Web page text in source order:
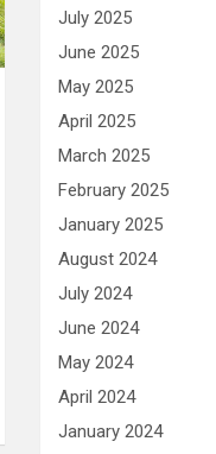
July 2025
June 2025
May 2025
April 2025
March 2025
February 2025
January 2025
August 2024
July 2024
June 2024
May 2024
April 2024
January 2024